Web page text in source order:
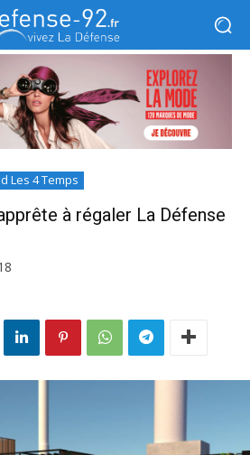
Les 4 Temps
à régaler La Défense